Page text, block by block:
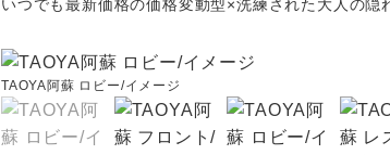
いつでも最新価格の価格変動型×洗練された大人の隠
TAOYA阿蘇 ロビー/イメージ